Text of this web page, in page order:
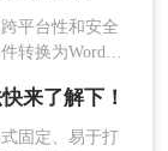
平台性和安全
转换为Word文
法，帮助您轻
来了解下！
式固定、易于打